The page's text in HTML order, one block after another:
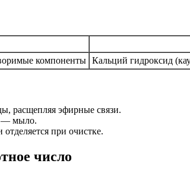
компоненты Кальций гидроксид
расщепляя эфирные связи.
— мыло.
при очистке.
число